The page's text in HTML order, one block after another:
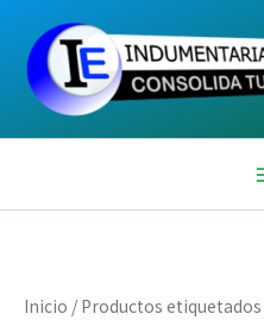
contenido
Inicio / Productos etiquetados